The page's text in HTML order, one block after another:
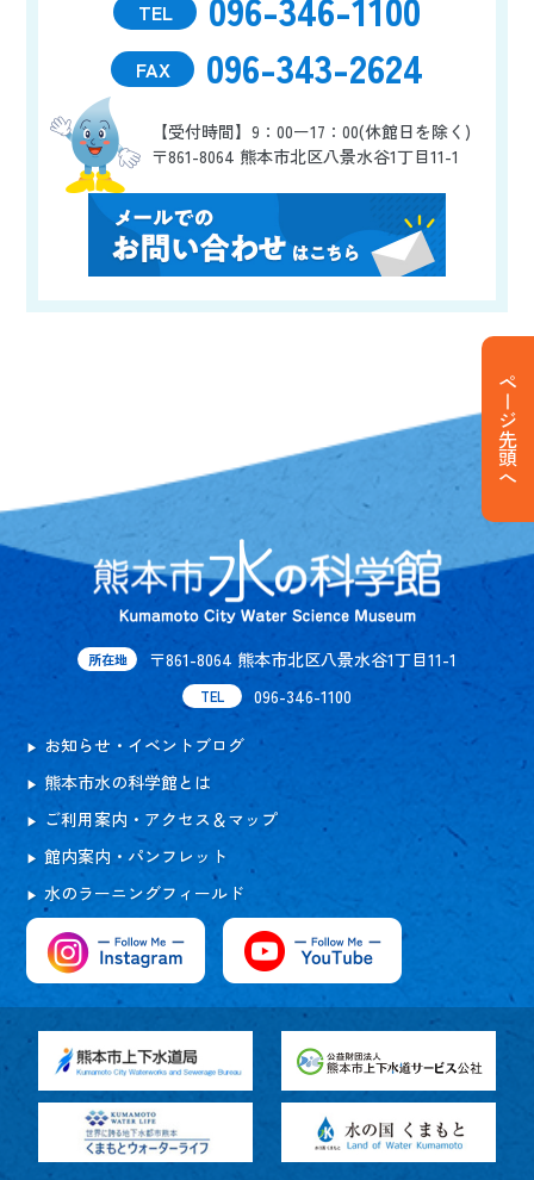
TEL
FAX 096-343-2624
【受付時間】9：00ー17：00(休館日を除く)
〒861-8064 熊本市北区八景水谷1丁目11-1
ページ先頭へ
所在地 〒861-8064 熊本市北区八景水谷1丁目11-1
TEL 096-346-1100
お知らせ・イベントブログ
熊本市水の科学館とは
ご利用案内・アクセス＆マップ
館内案内・パンフレット
水のラーニングフィールド